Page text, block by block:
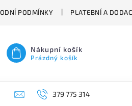
PODMÍNKY PLATEBNÍ A
Nákupní košík
Prázdný košík
379 775 314